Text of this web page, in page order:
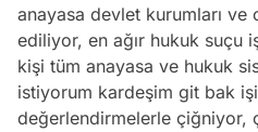
anayasa devlet kurumları ve
ediliyor, en ağır hukuk suçu
kişi tüm anayasa ve hukuk
istiyorum kardeşim git bak
değerlendirmelerle çiğniyor,